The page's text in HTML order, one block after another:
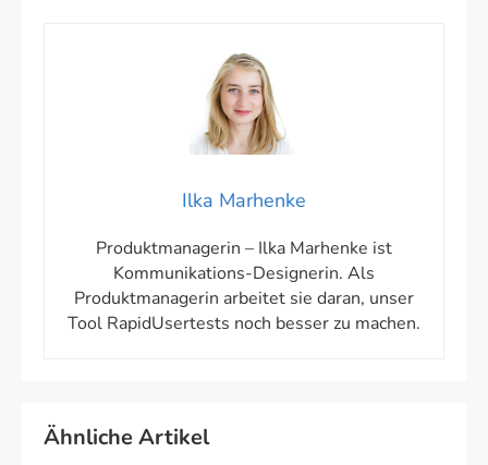
Ilka Marhenke
Produktmanagerin – Ilka Marhenke ist
Kommunikations-Designerin. Als
Produktmanagerin arbeitet sie daran, unser
Tool RapidUsertests noch besser zu machen.
Ähnliche Artikel